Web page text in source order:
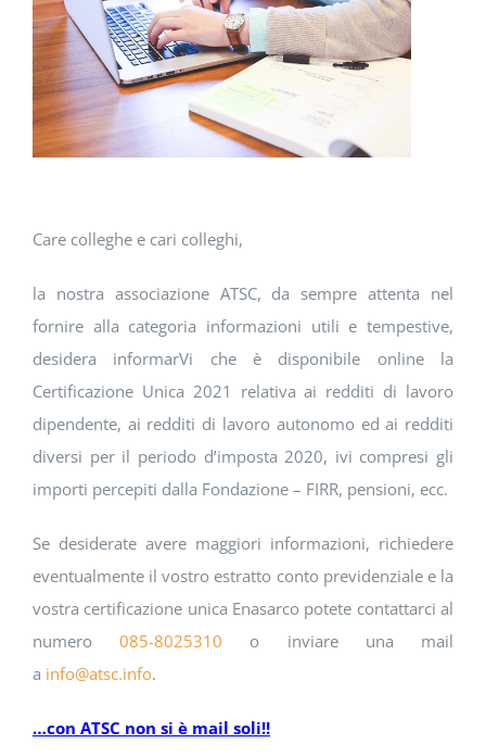
DOWNLOAD
SOSTENIBILITÀ
ACADEMY
Care colleghe e cari colleghi,
la nostra associazione ATSC, da sempre attenta nel
fornire alla categoria informazioni utili e tempestive,
desidera informarVi che è disponibile online la
Certificazione Unica 2021 relativa ai redditi di lavoro
dipendente, ai redditi di lavoro autonomo ed ai redditi
diversi per il periodo d’imposta 2020, ivi compresi gli
importi percepiti dalla Fondazione – FIRR, pensioni, ecc.
Se desiderate avere maggiori informazioni, richiedere
eventualmente il vostro estratto conto previdenziale e la
vostra certificazione unica Enasarco potete contattarci al
numero085-8025310 o inviare una mail
a info@atsc.info.
…con ATSC non si è mail soli!!